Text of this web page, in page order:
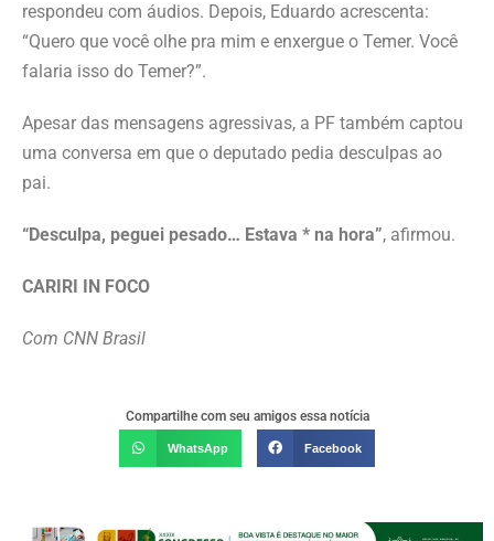
respondeu com áudios. Depois, Eduardo acrescenta:
“Quero que você olhe pra mim e enxergue o Temer. Você
falaria isso do Temer?”.
Apesar das mensagens agressivas, a PF também captou
uma conversa em que o deputado pedia desculpas ao
pai.
“Desculpa, peguei pesado… Estava * na hora”, afirmou.
CARIRI IN FOCO
Com CNN Brasil
Compartilhe com seu amigos essa notícia
WhatsApp Facebook